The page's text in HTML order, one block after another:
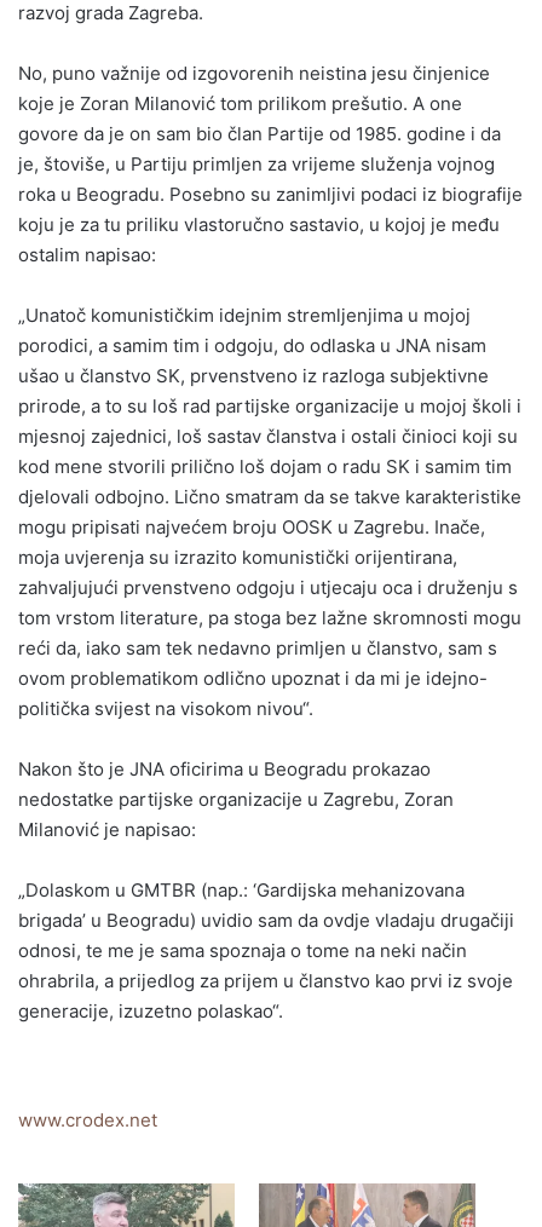
razvoj grada Zagreba.
No, puno važnije od izgovorenih neistina jesu činjenice
koje je Zoran Milanović tom prilikom prešutio. A one
govore da je on sam bio član Partije od 1985. godine i da
je, štoviše, u Partiju primljen za vrijeme služenja vojnog
roka u Beogradu. Posebno su zanimljivi podaci iz biografije
koju je za tu priliku vlastoručno sastavio, u kojoj je među
ostalim napisao:
„Unatoč komunističkim idejnim stremljenjima u mojoj
porodici, a samim tim i odgoju, do odlaska u JNA nisam
ušao u članstvo SK, prvenstveno iz razloga subjektivne
prirode, a to su loš rad partijske organizacije u mojoj školi i
mjesnoj zajednici, loš sastav članstva i ostali činioci koji su
kod mene stvorili prilično loš dojam o radu SK i samim tim
djelovali odbojno. Lično smatram da se takve karakteristike
mogu pripisati najvećem broju OOSK u Zagrebu. Inače,
moja uvjerenja su izrazito komunistički orijentirana,
zahvaljujući prvenstveno odgoju i utjecaju oca i druženju s
tom vrstom literature, pa stoga bez lažne skromnosti mogu
reći da, iako sam tek nedavno primljen u članstvo, sam s
ovom problematikom odlično upoznat i da mi je idejno-
politička svijest na visokom nivou“.
Nakon što je JNA oficirima u Beogradu prokazao
nedostatke partijske organizacije u Zagrebu, Zoran
Milanović je napisao:
„Dolaskom u GMTBR (nap.: ‘Gardijska mehanizovana
brigada’ u Beogradu) uvidio sam da ovdje vladaju drugačiji
odnosi, te me je sama spoznaja o tome na neki način
ohrabrila, a prijedlog za prijem u članstvo kao prvi iz svoje
generacije, izuzetno polaskao“.
www.crodex.net